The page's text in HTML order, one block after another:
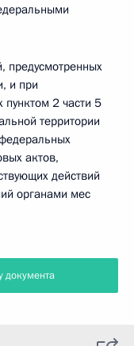
предусмотренных
и при
2 части 5
территории
актов,
действий
органами мес
документа